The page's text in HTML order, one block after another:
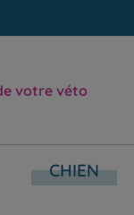
votre véto
CHIEN